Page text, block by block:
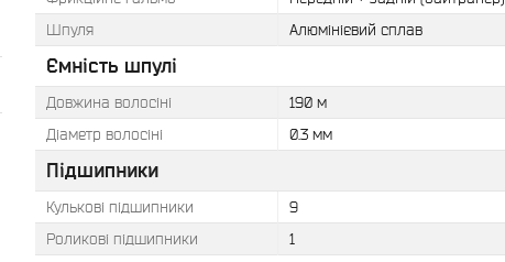
Шпуля
Алюмінієвий сплав
Ємність шпулі
Довжина волосіні
190 м
Діаметр волосіні
0.3 мм
Підшипники
Кулькові підшипники
9
Роликові підшипники
1